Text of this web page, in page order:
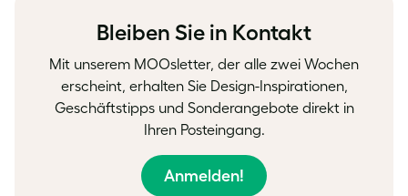
Bleiben Sie in Kontakt
Mit unserem MOOsletter, der alle zwei Wochen
erscheint, erhalten Sie Design-Inspirationen,
Geschäftstipps und Sonderangebote direkt in
Ihren Posteingang.
Anmelden!